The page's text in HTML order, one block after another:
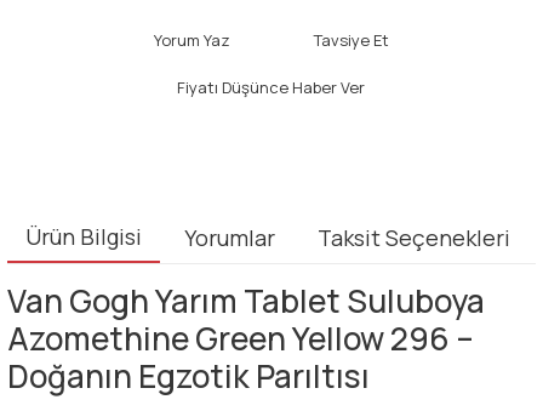
Yorum Yaz Tavsiye Et
Fiyatı Düşünce Haber Ver
Ürün Bilgisi Yorumlar Taksit Seçenekleri
Van Gogh Yarım Tablet Suluboya
Azomethine Green Yellow 296 –
Doğanın Egzotik Parıltısı